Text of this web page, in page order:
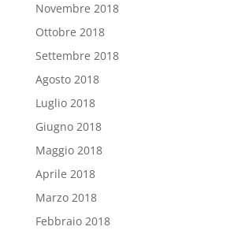
Novembre 2018
Ottobre 2018
Settembre 2018
Agosto 2018
Luglio 2018
Giugno 2018
Maggio 2018
Aprile 2018
Marzo 2018
Febbraio 2018